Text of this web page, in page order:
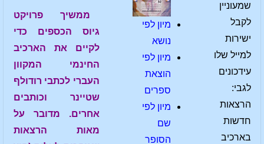
שמעוניין
לקבל
ישירות
למייל שלו
עידכונים
לגבי:
הרצאות
חדשות
בארכיב
מיון לפי
נושא
מיון לפי
הוצאת
ספרים
מיון לפי
שם
הסופר
ממשיך פרויקט
גיוס הכספים כדי
לקיים את הארכיב
החינמי המקוון
העברי לכתבי רודולף
שטיינר וכותבים
אחרים. מדובר על
מאות הרצאות